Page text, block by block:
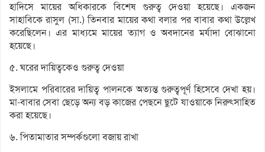
হাদিসে মায়ের অধিকারকে বিশেষ গুরুত্ব দেওয়া হয়েছে। একজন
সাহাবিকে রাসুল (সা.) তিনবার মায়ের কথা বলার পর বাবার কথা উল্লেখ
করেছিলেন। এর মাধ্যমে মায়ের ত্যাগ ও অবদানের মর্যাদা বোঝানো
হয়েছে।
৫. ঘরের দায়িত্বকেও গুরুত্ব দেওয়া
ইসলামে পরিবারের দায়িত্ব পালনকে অত্যন্ত গুরুত্বপূর্ণ হিসেবে দেখা হয়।
মা-বাবার সেবা ছেড়ে অন্য বড় কাজের পেছনে ছুটে যাওয়াকে নিরুৎসাহিত
করা হয়েছে।
৬. পিতামাতার সম্পর্কগুলো বজায় রাখা